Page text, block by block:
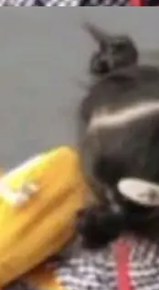
件 C
附上
用工
成闭
。
的轻
感、
U
显著
部纹
文字
程师
hwc
项都
。」
有 Ub
纠结
rust-
责查
间只
原因
联合
我
过